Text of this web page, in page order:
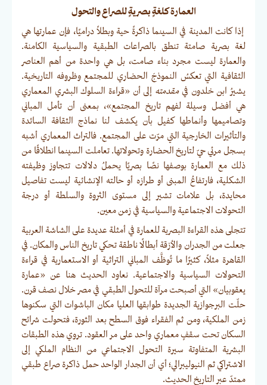
العمارة كلغةٍ بصريةٍ للصراع والتحول
إذا كانت المدينة في السينما ذاكرةً حية وبطلاً دراميًا، فإن عمارتها هي
لغة بصرية صامتة تنطق بالصراعات الطبقية والسياسية الكامنة.
والعمارة ليست مجرد بناء صامت، بل هي واحدة من أهم العناصر
الثقافية التي تعكسُ النموذجَ الحضاري للمجتمع وظروفه التاريخية.
يشيرُ ابن خلدون فيمقدمته إلى أن «قراءة السلوك البشري المعماري
هي أفضل وسيلة لفهم تاريخ المجتمع»، بمعنى أن تأمل المباني
وتصاميمها وأنماطها كفيل بأن يكشف لنا نماذج الثقافة السائدة
والتأثيرات الخارجية التي مرّت على المجتمع. فالتراث المعماري أشبه
بسجل مرئي حيّ لتاريخ الحضارة وتحولاتها. تعاملت السينما انطلاقًا من
ذلك مع العمارة بوصفها نصًا بصريًا يحملُ دلالات تتجاوز وظيفته
الشكلية، فارتفاعُ المبنى أو طرازه أو حالته الإنشائية ليست تفاصيل
محايدة، بل علامات تشير إلى مستوى الثروة والسلطة أو درجة
التحولات الاجتماعية والسياسية في زمن معين.
تتجلى هذه القراءة البصرية للعمارة في أمثلة عديدة على الشاشة العربية
جعلت من الجدران والأزقة أبطالًا ناطقة تحكي تاريخ الناس والمكان. في
القاهرة مثلاً، كثيرًا ما تُوظَّف المباني التراثية أو الاستعمارية في قراءة
التحولات السياسية والاجتماعية. نعاود الحديث هنا عن «عمارة
يعقوبيان» التي أصبحت مرآة للتحول الطبقي في مصر خلال نصف قرن.
حلّت البرجوازية الجديدة طوابقها العليا مكان الباشوات التي سكنوها
زمن الملكية، ومن ثم الفقراء فوق السطح بعد الثورة، فتحولت شرائح
السكان تحت سقفٍ معماري واحد على مر العقود. تروي هذه الطبقات
البشرية المتفاوتة سيرة التحول الاجتماعي من النظام الملكي إلى
الاشتراكي ثم النيوليبرالي؛ أي أن الجدار الواحد حمل ذاكرة صراع طبقي
ممتدّ عبر التاريخ الحديث.